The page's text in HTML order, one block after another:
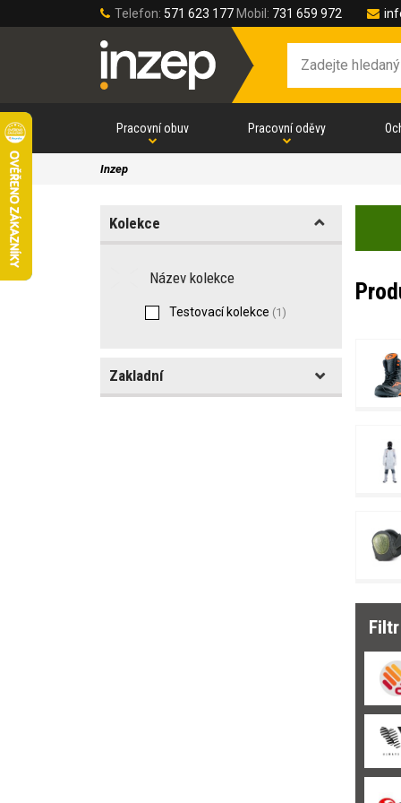
Telefon: 571 623 177 Mobil: 731 659 972
Pracovní obuv Pracovní oděvy
Inzep
Kolekce
Název kolekce
Testovací kolekce (1)
Zakladní